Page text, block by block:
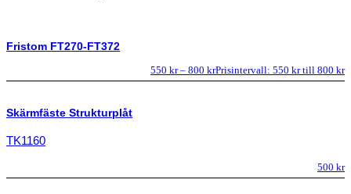
Fristom FT270-FT372
550 kr – 800 krPrisintervall: 550 kr till 800 kr
Skärmfäste Strukturplåt
TK1160
500 kr